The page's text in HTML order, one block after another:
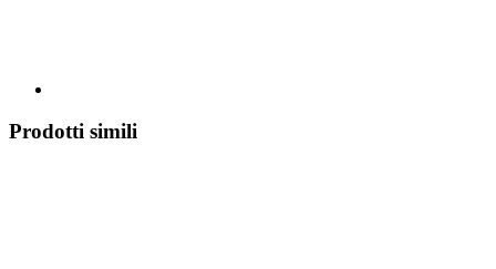
Prodotti simili